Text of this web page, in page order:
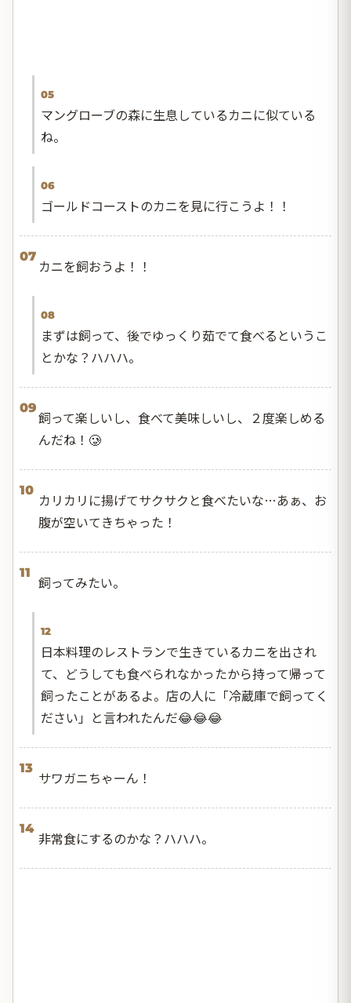
05
マングローブの森に生息しているカニに似ている
ね。
06
ゴールドコーストのカニを見に行こうよ！！
07
カニを飼おうよ！！
08
まずは飼って、後でゆっくり茹でて食べるというこ
とかな？ハハハ。
09
飼って楽しいし、食べて美味しいし、２度楽しめる
んだね！🥲
10
カリカリに揚げてサクサクと食べたいな…あぁ、お
腹が空いてきちゃった！
11
飼ってみたい。
12
日本料理のレストランで生きているカニを出され
て、どうしても食べられなかったから持って帰って
飼ったことがあるよ。店の人に「冷蔵庫で飼ってく
ださい」と言われたんだ😂😂😂
13
サワガニちゃーん！
14
非常食にするのかな？ハハハ。